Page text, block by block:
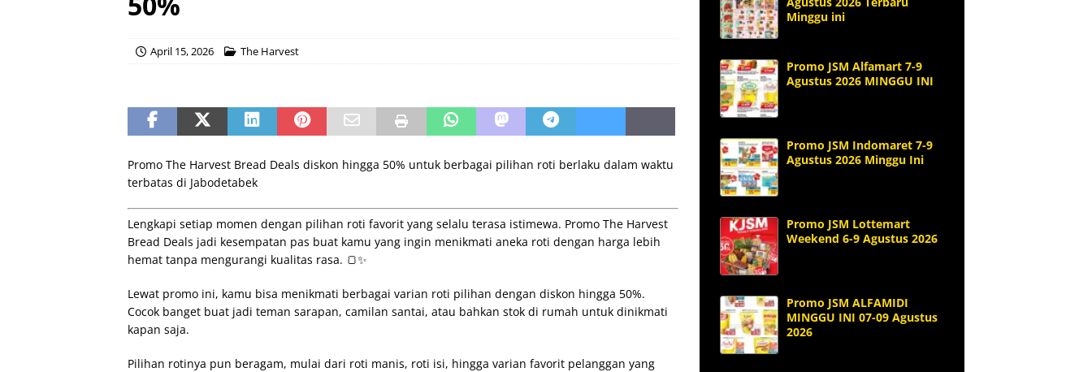
April 15, 2026 The Harvest
Promo The Harvest Bread Deals diskon hingga 50% untuk berbagai pilihan roti berlaku dalam waktu
terbatas di Jabodetabek
Lengkapi setiap momen dengan pilihan roti favorit yang selalu terasa istimewa. Promo The Harvest
Bread Deals jadi kesempatan pas buat kamu yang ingin menikmati aneka roti dengan harga lebih
hemat tanpa mengurangi kualitas rasa. 🍞✨
Lewat promo ini, kamu bisa menikmati berbagai varian roti pilihan dengan diskon hingga 50%.
Cocok banget buat jadi teman sarapan, camilan santai, atau bahkan stok di rumah untuk dinikmati
kapan saja.
Pilihan rotinya pun beragam, mulai dari roti manis, roti isi, hingga varian favorit pelanggan yang
Minggu ini
Promo JSM Alfamart 7-9
Agustus 2026 MINGGU INI
Promo JSM Indomaret 7-9
Agustus 2026 Minggu Ini
Promo JSM Lottemart
Weekend 6-9 Agustus 2026
Promo JSM ALFAMIDI
MINGGU INI 07-09 Agustus
2026